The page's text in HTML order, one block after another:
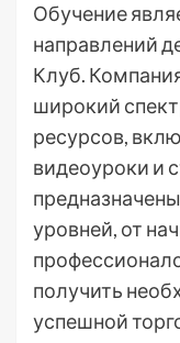
Обучение
направлений
Клуб.
широкий
ресурсов,
видеоуроки и
уровней, от
получить
успешной